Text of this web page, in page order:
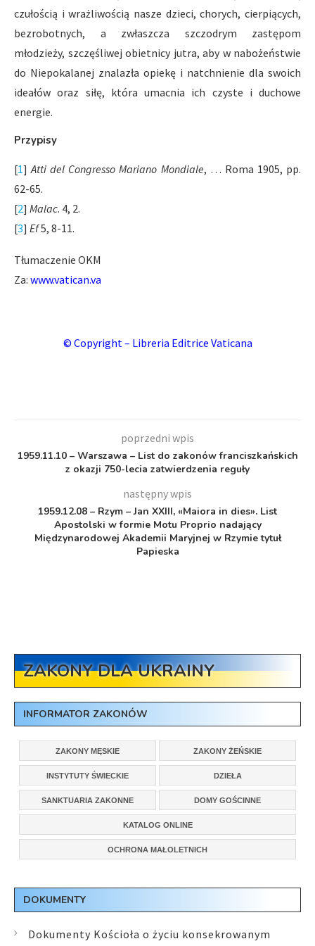
czułością i wrażliwością nasze dzieci, chorych, cierpiących,
bezrobotnych, a zwłaszcza szczodrym zastępom
młodzieży, szczęśliwej obietnicy jutra, aby w nabożeństwie
do Niepokalanej znalazła opiekę i natchnienie dla swoich
ideałów oraz siłę, która umacnia ich czyste i duchowe
energie.
Przypisy
[1]Atti del Congresso Mariano Mondiale, … Roma 1905, pp.
62-65.
[2] Malac. 4, 2.
[3] Ef5, 8-11.
Tłumaczenie OKM
Za: www.vatican.va
© Copyright – Libreria Editrice Vaticana
poprzedni wpis
1959.11.10 – Warszawa – List do zakonów franciszkańskich
z okazji 750-lecia zatwierdzenia reguły
następny wpis
1959.12.08 – Rzym – Jan XXIII, «Maiora in dies». List
Apostolski w formie Motu Proprio nadający
Międzynarodowej Akademii Maryjnej w Rzymie tytuł
Papieska
ZAKONY DLA UKRAINY
INFORMATOR ZAKONÓW
ZAKONY MĘSKIE ZAKONY ŻEŃSKIE
INSTYTUTY ŚWIECKIE DZIEŁA
SANKTUARIA ZAKONNE DOMY GOŚCINNE
KATALOG ONLINE
OCHRONA MAŁOLETNICH
DOKUMENTY
Dokumenty Kościoła o życiu konsekrowanym